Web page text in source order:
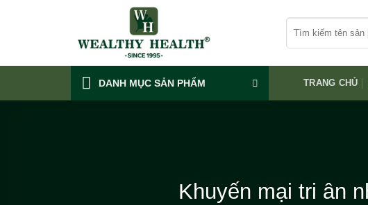
kiếm:
DANH MỤC SẢN PHẨM TRANG CHỦ
Khuyến mại tri ân